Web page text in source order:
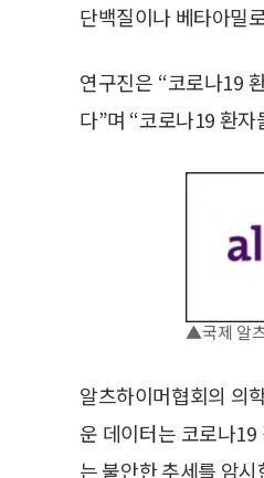
단백질이나 베타아밀
연구진은 “코로나19
다”며 “코로나19 환
▲국제 알
알츠하이머협회의 의
운 데이터는 코로나
는 불안한 추세를 암